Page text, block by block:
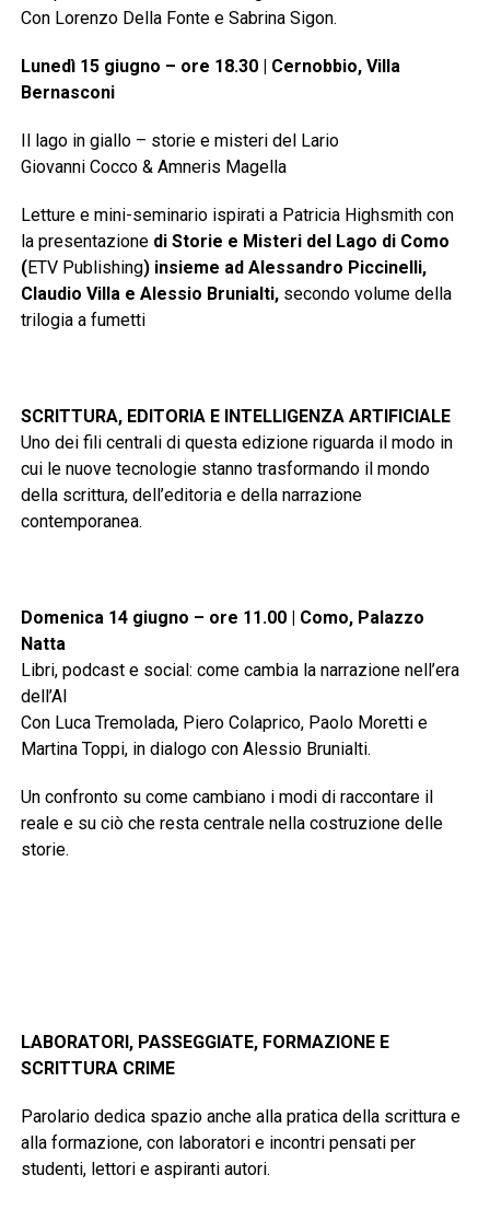
Con Lorenzo Della Fonte e Sabrina Sigon.
Lunedì 15 giugno – ore 18.30 | Cernobbio, Villa
Bernasconi
Il lago in giallo – storie e misteri del Lario
Giovanni Cocco & Amneris Magella
Letture e mini-seminario ispirati a Patricia Highsmith con
la presentazione di Storie e Misteri del Lago di Como
(ETV Publishing) insieme ad Alessandro Piccinelli,
Claudio Villa e Alessio Brunialti, secondo volume della
trilogia a fumetti
SCRITTURA, EDITORIA E INTELLIGENZA ARTIFICIALE
Uno dei fili centrali di questa edizione riguarda il modo in
cui le nuove tecnologie stanno trasformando il mondo
della scrittura, dell’editoria e della narrazione
contemporanea.
Domenica 14 giugno – ore 11.00 | Como, Palazzo
Natta
Libri, podcast e social: come cambia la narrazione nell’era
dell’AI
Con Luca Tremolada, Piero Colaprico, Paolo Moretti e
Martina Toppi, in dialogo con Alessio Brunialti.
Un confronto su come cambiano i modi di raccontare il
reale e su ciò che resta centrale nella costruzione delle
storie.
LABORATORI, PASSEGGIATE, FORMAZIONE E
SCRITTURA CRIME
Parolario dedica spazio anche alla pratica della scrittura e
alla formazione, con laboratori e incontri pensati per
studenti, lettori e aspiranti autori.